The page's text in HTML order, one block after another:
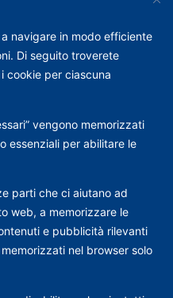
navigare in modo efficiente
Di seguito troverete
cookie per ciascuna
vengono memorizzati
essenziali per abilitare le
parti che ci aiutano ad
web, a memorizzare le
e pubblicità rilevanti
nel browser solo
57